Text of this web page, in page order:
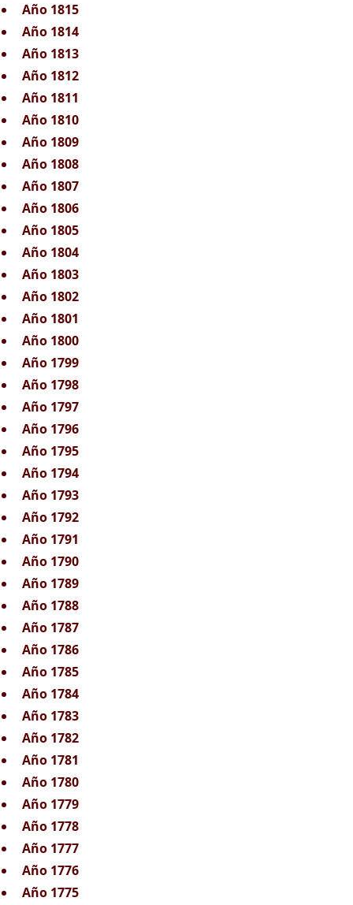
Año 1815
Año 1814
Año 1813
Año 1812
Año 1811
Año 1810
Año 1809
Año 1808
Año 1807
Año 1806
Año 1805
Año 1804
Año 1803
Año 1802
Año 1801
Año 1800
Año 1799
Año 1798
Año 1797
Año 1796
Año 1795
Año 1794
Año 1793
Año 1792
Año 1791
Año 1790
Año 1789
Año 1788
Año 1787
Año 1786
Año 1785
Año 1784
Año 1783
Año 1782
Año 1781
Año 1780
Año 1779
Año 1778
Año 1777
Año 1776
Año 1775